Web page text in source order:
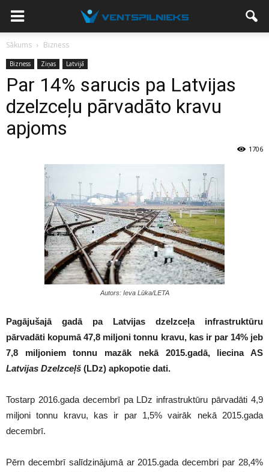
Sākums Bizness
Bizness Ziņas Latvijā
Par 14% sarucis pa Latvijas
dzelzceļu pārvadāto kravu
apjoms
1706
Autors: Ieva Lūka/LETA
Pagājušajā gadā pa Latvijas dzelzceļa infrastruktūru
pārvadāti kopumā 47,8 miljoni tonnu kravu, kas ir par 14% jeb
7,8 miljoniem tonnu mazāk nekā 2015.gadā, liecina AS
Latvijas Dzelzceļš (LDz) apkopotie dati.
Tostarp 2016.gada decembrī pa LDz infrastruktūru pārvadāti 4,9
miljoni tonnu kravu, kas ir par 1,5% vairāk nekā 2015.gada
decembrī.
Pērn decembrī salīdzinājumā ar 2015.gada decembri par 28,4%